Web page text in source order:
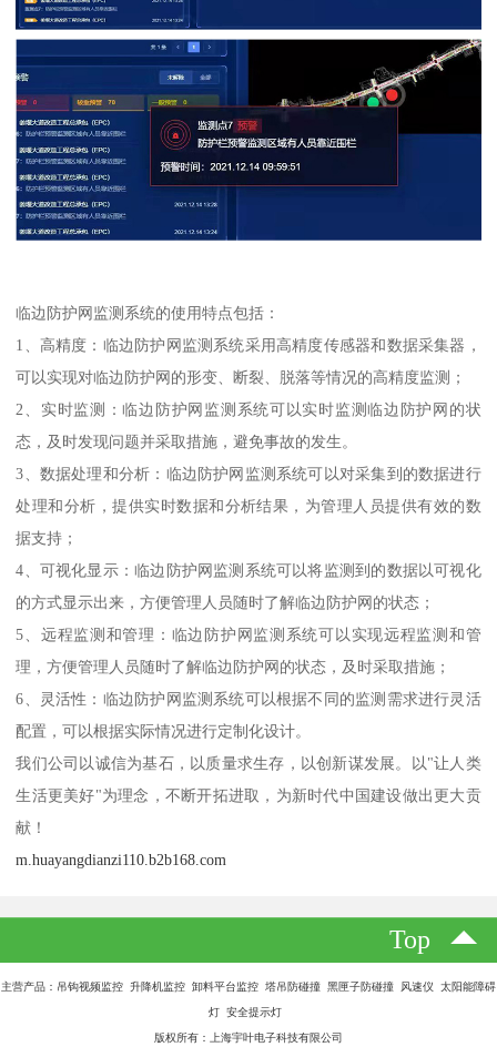
临边防护网监测系统的使用特点包括：
1、高精度：临边防护网监测系统采用高精度传感器和数据采集器，
可以实现对临边防护网的形变、断裂、脱落等情况的高精度监测；
2、实时监测：临边防护网监测系统可以实时监测临边防护网的状
态，及时发现问题并采取措施，避免事故的发生。
3、数据处理和分析：临边防护网监测系统可以对采集到的数据进行
处理和分析，提供实时数据和分析结果，为管理人员提供有效的数
据支持；
4、可视化显示：临边防护网监测系统可以将监测到的数据以可视化
的方式显示出来，方便管理人员随时了解临边防护网的状态；
5、远程监测和管理：临边防护网监测系统可以实现远程监测和管
理，方便管理人员随时了解临边防护网的状态，及时采取措施；
6、灵活性：临边防护网监测系统可以根据不同的监测需求进行灵活
配置，可以根据实际情况进行定制化设计。
我们公司以诚信为基石，以质量求生存，以创新谋发展。以"让人类
生活更美好"为理念，不断开拓进取，为新时代中国建设做出更大贡
献！
m.huayangdianzi110.b2b168.com
Top
主营产品：吊钩视频监控 升降机监控 卸料平台监控 塔吊防碰撞 黑匣子防碰撞 风速仪 太阳能障碍
灯 安全提示灯
版权所有：上海宇叶电子科技有限公司